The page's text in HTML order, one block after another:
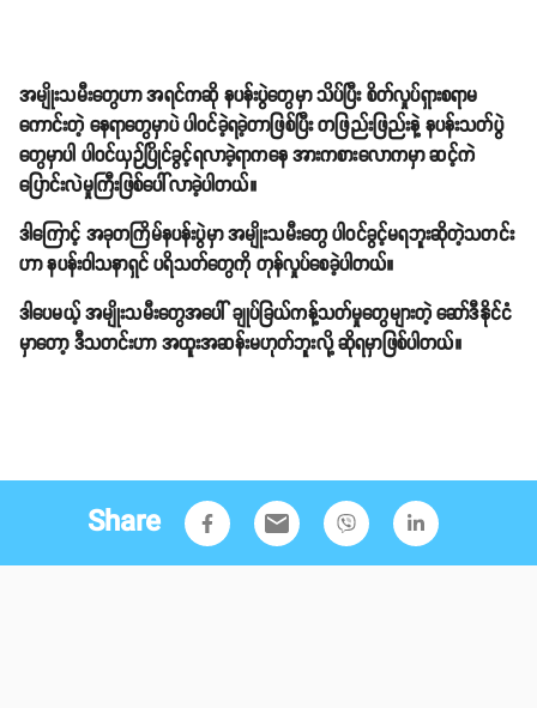
အမျိုးသမီးတွေဟာ အရင်ကဆို နပန်းပွဲတွေမှာ သိပ်ပြီး စိတ်လှုပ်ရှားစရာမ
ကောင်းတဲ့ နေရာတွေမှာပဲ ပါဝင်ခဲ့ရခဲ့တာဖြစ်ပြီး တဖြည်းဖြည်းနဲ့ နပန်းသတ်ပွဲ
တွေမှာပါ ပါဝင်ယှဉ်ပြိုင်ခွင့်ရလာခဲ့ရာကနေ အားကစားလောကမှာ ဆင့်ကဲ
ပြောင်းလဲမှုကြီးဖြစ်ပေါ်လာခဲ့ပါတယ်။
ဒါကြောင့် အခုတကြိမ်နပန်းပွဲမှာ အမျိုးသမီးတွေ ပါဝင်ခွင့်မရဘူးဆိုတဲ့သတင်း
ဟာ နပန်းဝါသနာရှင် ပရိသတ်တွေကို တုန်လှုပ်စေခဲ့ပါတယ်။
ဒါပေမယ့် အမျိုးသမီးတွေအပေါ် ချုပ်ခြယ်ကန့်သတ်မှုတွေများတဲ့ ဆော်ဒီနိုင်ငံ
မှာတော့ ဒီသတင်းဟာ အထူးအဆန်းမဟုတ်ဘူးလို့ ဆိုရမှာဖြစ်ပါတယ်။
Share email